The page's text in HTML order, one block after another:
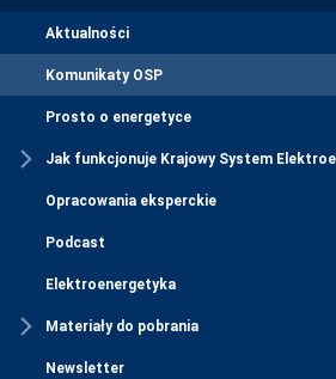
Aktualności
Komunikaty OSP
Prosto o energetyce
Jak funkcjonuje Krajowy System
Opracowania eksperckie
Podcast
Elektroenergetyka
Materiały do pobrania
Newsletter